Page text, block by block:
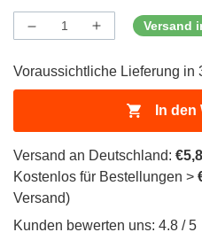
Preis
Menge
Menge
verringern
ProductDrop
Menge
erhöhen
ProductDrop
Versand
Voraussichtliche Lieferung in
In
Versand an Deutschland:
Kostenlos für Bestellungen >
Versand)
Kunden bewerten uns: 4.8 / 5